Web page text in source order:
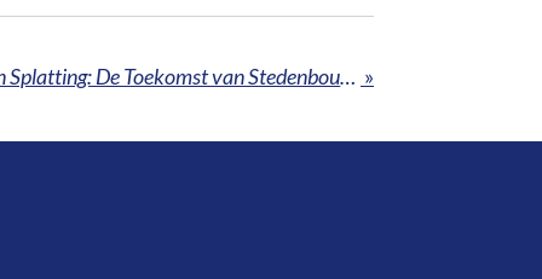
Digital Twins & Gaussian Splatting: De Toekomst van Stedenbouw en Urban Design »